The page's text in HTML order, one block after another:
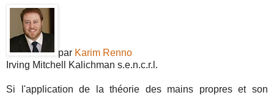
par Karim Renno
Irving Mitchell Kalichman s.e.n.c.r.l.
Si l'application de la théorie des mains propres et son